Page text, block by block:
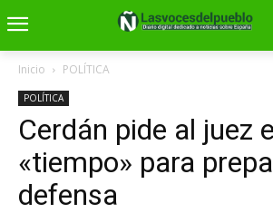
Inicio POLÍTICA
POLÍTICA
Cerdán pide al juez
«tiempo» para
defensa